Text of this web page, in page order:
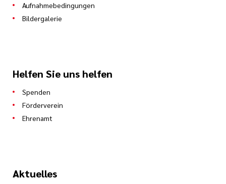
Aufnahmebedingungen
Bildergalerie
Helfen Sie uns helfen
Spenden
Förderverein
Ehrenamt
Aktuelles